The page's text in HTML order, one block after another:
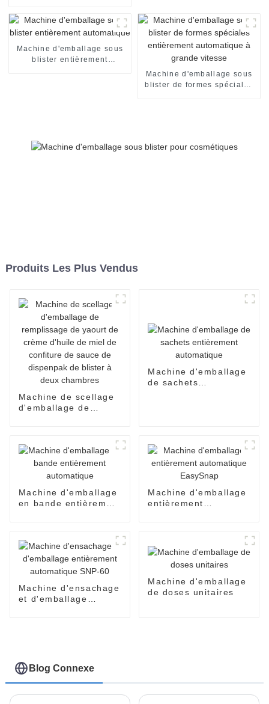
d'emballage encartonneuse
automatique machine de
mise en carton
Machine d'emballage sous
blister entièrement
Machine d'emballage sous
blister de formes spéciales
Produits Les Plus Vendus
Machine de scellage
d'emballage de
confiture de sauce de
dispenpak de blister
à deux chambres
Machine d'emballage
de sachets
Machine d'emballage
en bande entièrement
Machine d'emballage
entièrement
Machine d'ensachage
et d'emballage
Machine d'emballage
de doses unitaires
Blog Connexe